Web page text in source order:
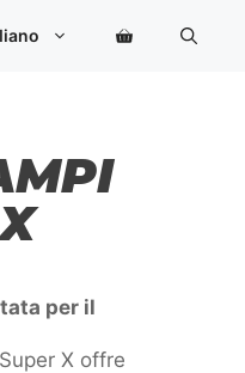
per il
X offre